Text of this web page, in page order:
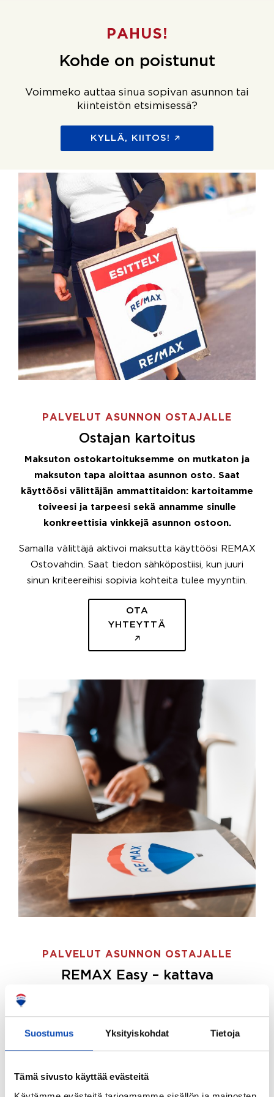
Suostumus Yksityiskohdat Tietoja
Tämä sivusto käyttää evästeitä
PAHUS!
Kohde on poistunut
Voimmeko auttaa sinua sopivan asunnon tai
kiinteistön etsimisessä?
KYLLÄ, KIITOS!
PALVELUT ASUNNON OSTAJALLE
Ostajan kartoitus
Maksuton ostokartoituksemme on mutkaton ja
maksuton tapa aloittaa asunnon osto. Saat
käyttöösi välittäjän ammattitaidon: kartoitamme
toiveesi ja tarpeesi sekä annamme sinulle
konkreettisia vinkkejä asunnon ostoon.
Samalla välittäjä aktivoi maksutta käyttöösi REMAX
Ostovahdin. Saat tiedon sähköpostiisi, kun juuri
sinun kriteereihisi sopivia kohteita tulee myyntiin.
OTA
YHTEYTTÄ
PALVELUT ASUNNON OSTAJALLE
REMAX Easy – kattava
ostajille.
Tee ostotoimeksianto ja etsimme juuri